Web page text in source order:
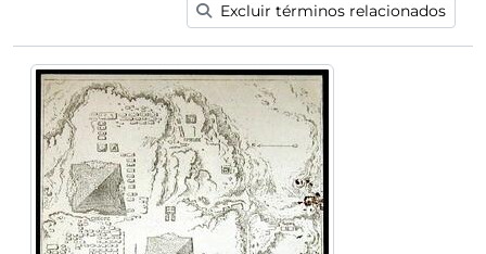
Excluir términos relacionados